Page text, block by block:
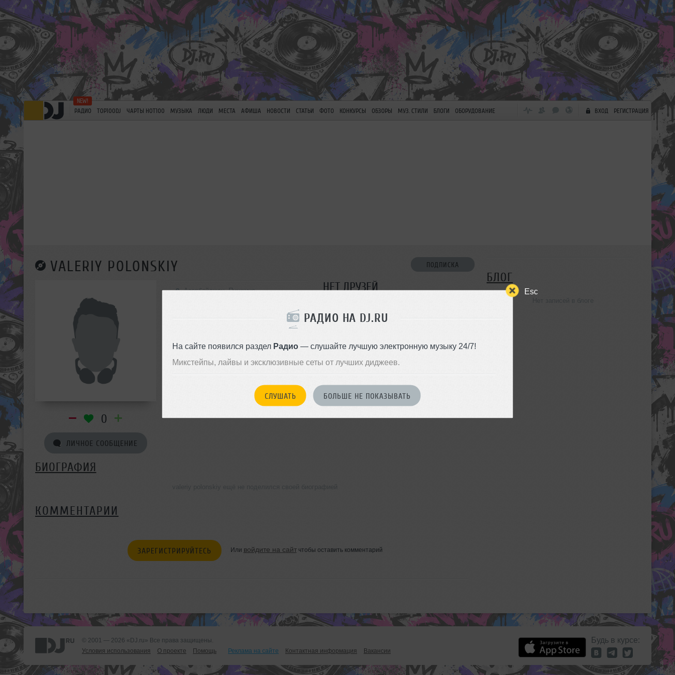
Esc
РАДИО НА DJ.RU
На сайте появился раздел Радио— слушайте лучшую электронную музыку 24/7!
Микстейпы, лайвы и эксклюзивные сеты от лучших диджеев.
СЛУШАТЬ БОЛЬШЕ НЕ ПОКАЗЫВАТЬ
РАДИО TOP100DJ ЧАРТЫ HOT100 МУЗЫКА ЛЮДИ МЕСТА АФИША НОВОСТИ СТАТЬИ ФОТО КОНКУРСЫ ОБЗОРЫ МУЗ. СТИЛИ БЛОГИ ОБОРУДОВАНИЕ ВХОД РЕГИСТРАЦИЯ
VALERIY POLONSKIY ПОДПИСКА
0
ЛИЧНОЕ СООБЩЕНИЕ
Азербайджан, Пушкино НЕТ ДРУЗЕЙ
БИОГРАФИЯ
КОММЕНТАРИИ
ЗАРЕГИСТРИРУЙТЕСЬ Или войдите на сайтчтобы оставить комментарий
БЛОГ
© 2001 — 2026 «DJ.ru» Все права защищены.
Условия использования
О проекте Помощь Реклама на сайте Контактная информация Вакансии
Будь в курсе: